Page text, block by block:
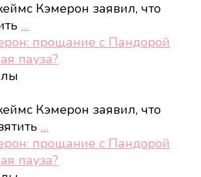
Кэмерон заявил, что
…
прощание с Пандорой
пауза?
Кэмерон заявил, что
…
прощание с Пандорой
пауза?